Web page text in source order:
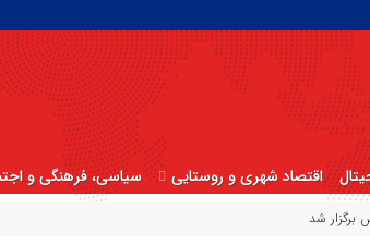
اقتصاد شهری و روستایی سیاسی، فرهنگی و
برگزار شد